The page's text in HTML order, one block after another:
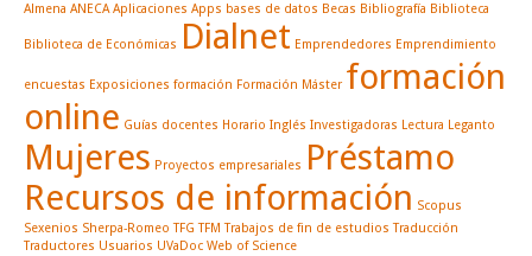
Almena ANECA Aplicaciones Apps bases de datos Becas Bibliografía Biblioteca
Biblioteca de Económicas Dialnet Emprendedores Emprendimiento
encuestas Exposiciones formación Formación Máster formación
online Guías docentes Horario Inglés Investigadoras Lectura Leganto
Mujeres Proyectos empresariales Préstamo
Recursos de información Scopus
Sexenios Sherpa-Romeo TFG TFM Trabajos de fin de estudios Traducción
Traductores Usuarios UVaDoc Web of Science